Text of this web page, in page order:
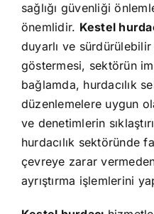
sağlığı güvenliği
önemlidir. Kestel
duyarlı ve
göstermesi, sektörün
bağlamda, hurdacılık
düzenlemelere uygun
ve denetimlerin
hurdacılık sektöründe
çevreye zarar
ayrıştırma işlemlerini